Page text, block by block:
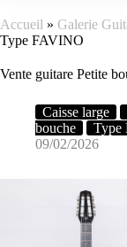
Accueil » Galerie
Type FAVINO
Vente guitare Petite
Caisse large
bouche
Type
09/02/2026